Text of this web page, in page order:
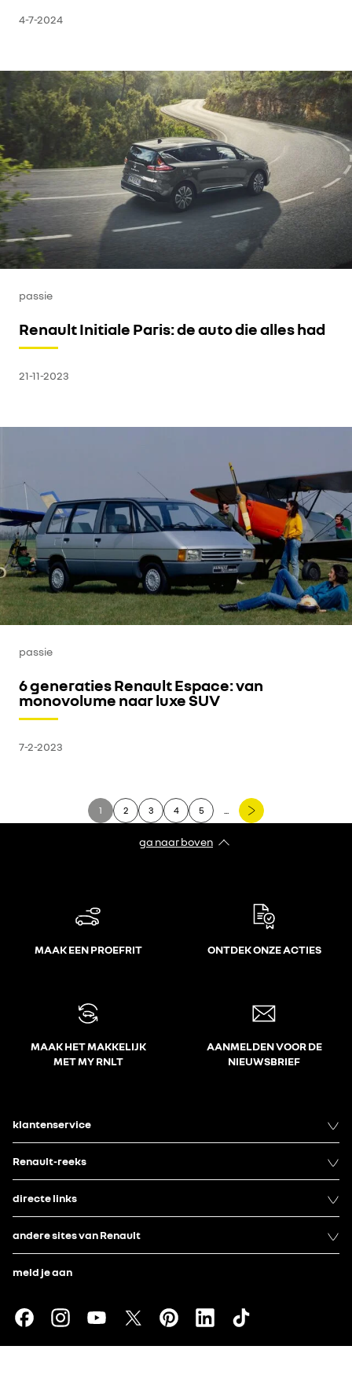
4-7-2024
passie
Renault Initiale Paris: de auto die alles had
21-11-2023
passie
6 generaties Renault Espace: van
monovolume naar luxe SUV
7-2-2023
1 2 3 4 5 ...
ga naar boven
MAAK EEN PROEFRIT ONTDEK ONZE ACTIES
MAAK HET MAKKELIJK
MET MY RNLT
AANMELDEN VOOR DE
NIEUWSBRIEF
klantenservice
Renault-reeks
directe links
andere sites van Renault
meld je aan